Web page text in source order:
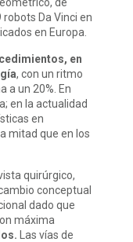
robots Da Vinci en
en Europa.
en
, con un ritmo
a un 20%. En
en la actualidad
en
mitad que en los
quirúrgico,
conceptual
dado que
máxima
Las vías de